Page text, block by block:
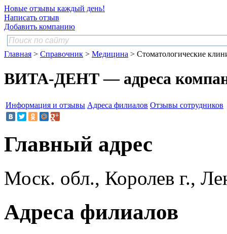
Новые отзывы каждый день!
Написать отзыв
Добавить компанию
Главная > Справочник > Медицина > Стоматологические
ВИТА-ДЕНТ — адреса
Информация и отзывы Адреса филиалов Отзывы сотрудников
Главный адрес
Моск. обл., Королев г.,
Адреса филиалов